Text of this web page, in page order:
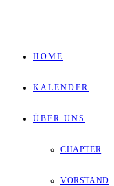
HOME
KALENDER
ÜBER UNS
CHAPTER
VORSTAND